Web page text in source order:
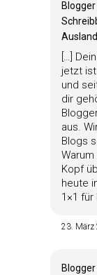
[…]
jetzt
und
dir
aus.
Blogs
Kopf
heute
1×1 für
23.